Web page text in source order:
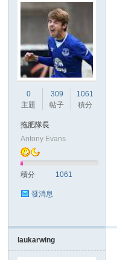
0
主題
309
帖子
1061
積分
拖肥隊長
Antony Evans
積分 1061
發消息
laukarwing